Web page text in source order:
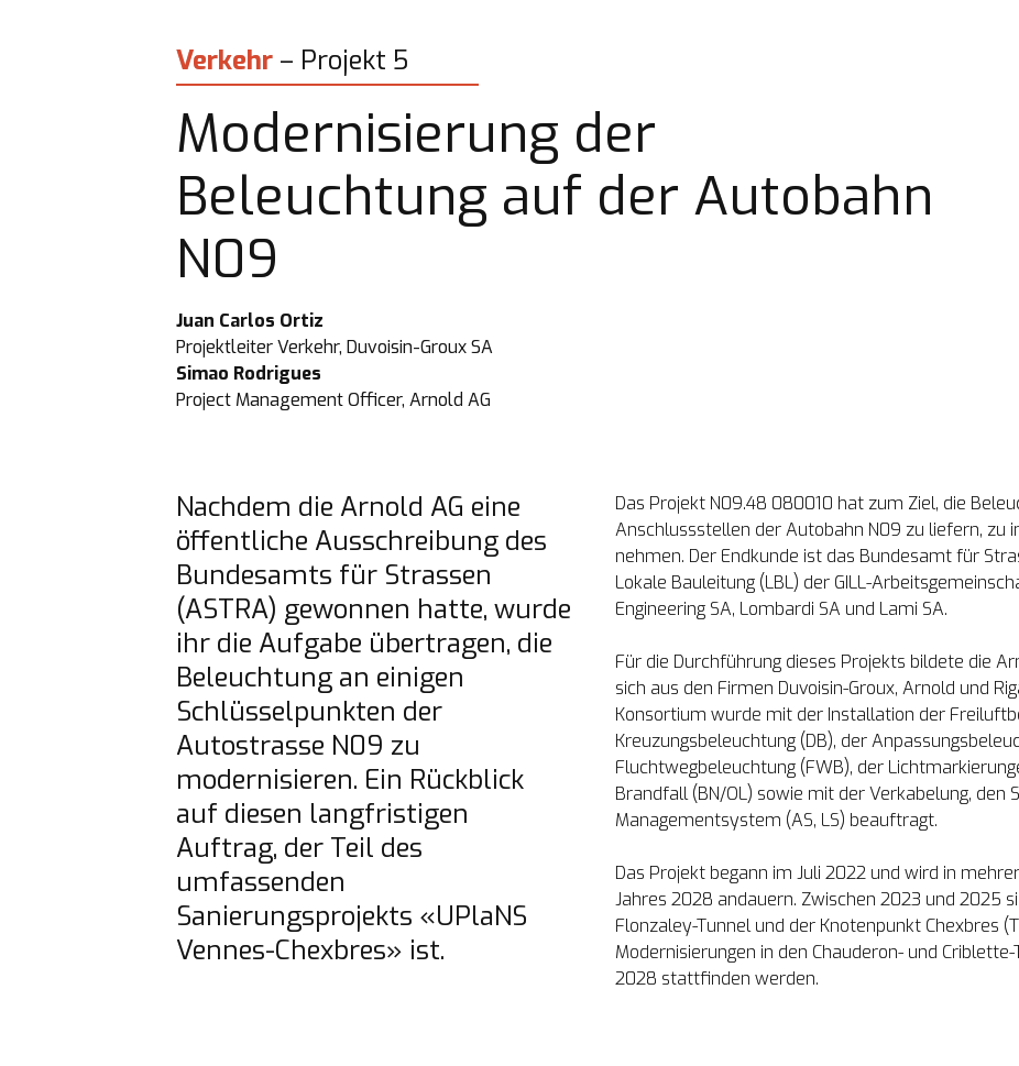
Verkehr – Projekt 5
Modernisierung der
Beleuchtung auf der Autobahn
N09
Projektleiter Verkehr, Duvoisin-Groux SA
Project Management Officer, Arnold AG
Nachdem die Arnold AG eine
öffentliche Ausschreibung des
Bundesamts für Strassen
(ASTRA) gewonnen hatte, wurde
ihr die Aufgabe übertragen, die
Beleuchtung an einigen
Schlüsselpunkten der
Autostrasse N09 zu
modernisieren. Ein Rückblick
auf diesen langfristigen
Auftrag, der Teil des
umfassenden
Sanierungsprojekts «UPlaNS
Vennes-Chexbres» ist.
Das Projekt N09.48 080010 hat zum Ziel, die
Anschlussstellen der Autobahn N09 zu liefern, zu
nehmen. Der Endkunde ist das Bundesamt für
Lokale Bauleitung (LBL) der GILL-
Engineering SA, Lombardi SA und Lami SA.
Für die Durchführung dieses Projekts bildete die
sich aus den Firmen Duvoisin-Groux, Arnold und
Konsortium wurde mit der Installation der
Kreuzungsbeleuchtung (DB), der
Fluchtwegbeleuchtung (FWB), der
Brandfall (BN/OL) sowie mit der Verkabelung, den
Managementsystem (AS, LS) beauftragt.
Das Projekt begann im Juli 2022 und wird in
Jahres 2028 andauern. Zwischen 2023 und 2025
Flonzaley-Tunnel und der Knotenpunkt Chexbres
Modernisierungen in den Chauderon- und
2028 stattfinden werden.